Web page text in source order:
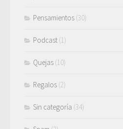
Pensamientos (30)
Podcast (1)
Quejas (10)
Regalos (2)
Sin categoría (34)